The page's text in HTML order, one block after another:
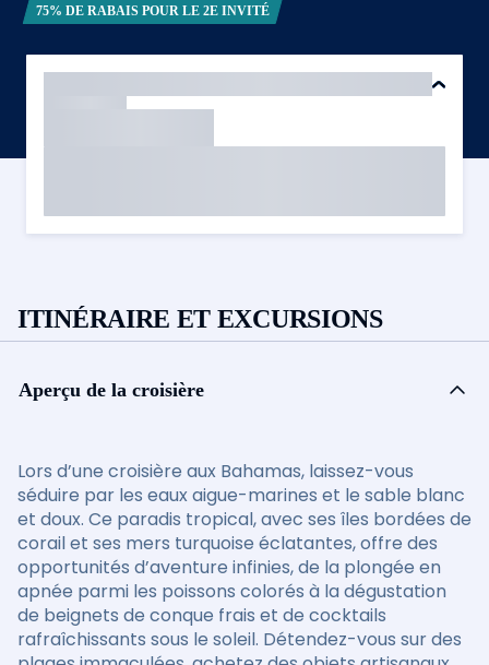
75% DE RABAIS POUR LE 2E INVITÉ
ITINÉRAIRE ET EXCURSIONS
Aperçu de la croisière
Lors d’une croisière aux Bahamas, laissez-vous
séduire par les eaux aigue-marines et le sable blanc
et doux. Ce paradis tropical, avec ses îles bordées de
corail et ses mers turquoise éclatantes, offre des
opportunités d’aventure infinies, de la plongée en
apnée parmi les poissons colorés à la dégustation
de beignets de conque frais et de cocktails
rafraîchissants sous le soleil. Détendez-vous sur des